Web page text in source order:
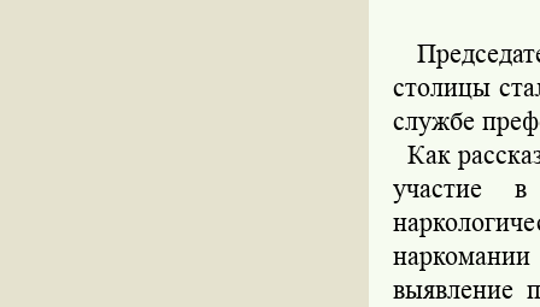
столицы
службе
Как
участие в
выявление